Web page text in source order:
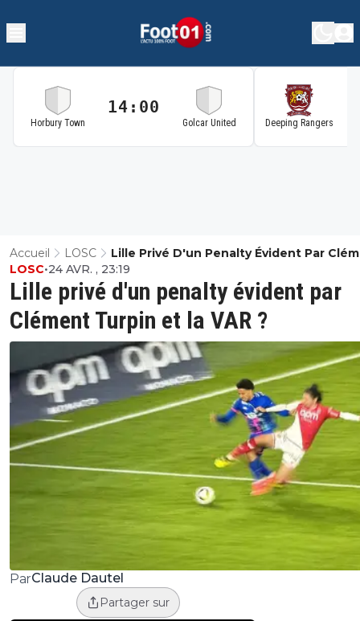
Horbury Town
14:00
Golcar United Deeping Rangers
Accueil LOSC
Lille Privé D'un Penalty Évident Par
Turpin Et La VAR ?
Lille privé d'un penalty évident par
Clément Turpin et la VAR ?
LOSC•24 AVR. , 23:19
ParClaude Dautel
Partager sur